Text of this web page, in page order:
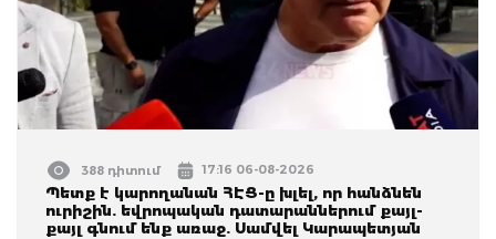
388 դիտում 17:16 06-08-2026
Պետք է կարողանան ՀԷՑ-ը խլել, որ հանձնեն
ուրիշին. եվրոպական դատարաններում քայլ-
քայլ գնում ենք առաջ. Սամվել Կարապետյան